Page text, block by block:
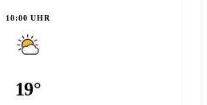
10:00 UHR
19°